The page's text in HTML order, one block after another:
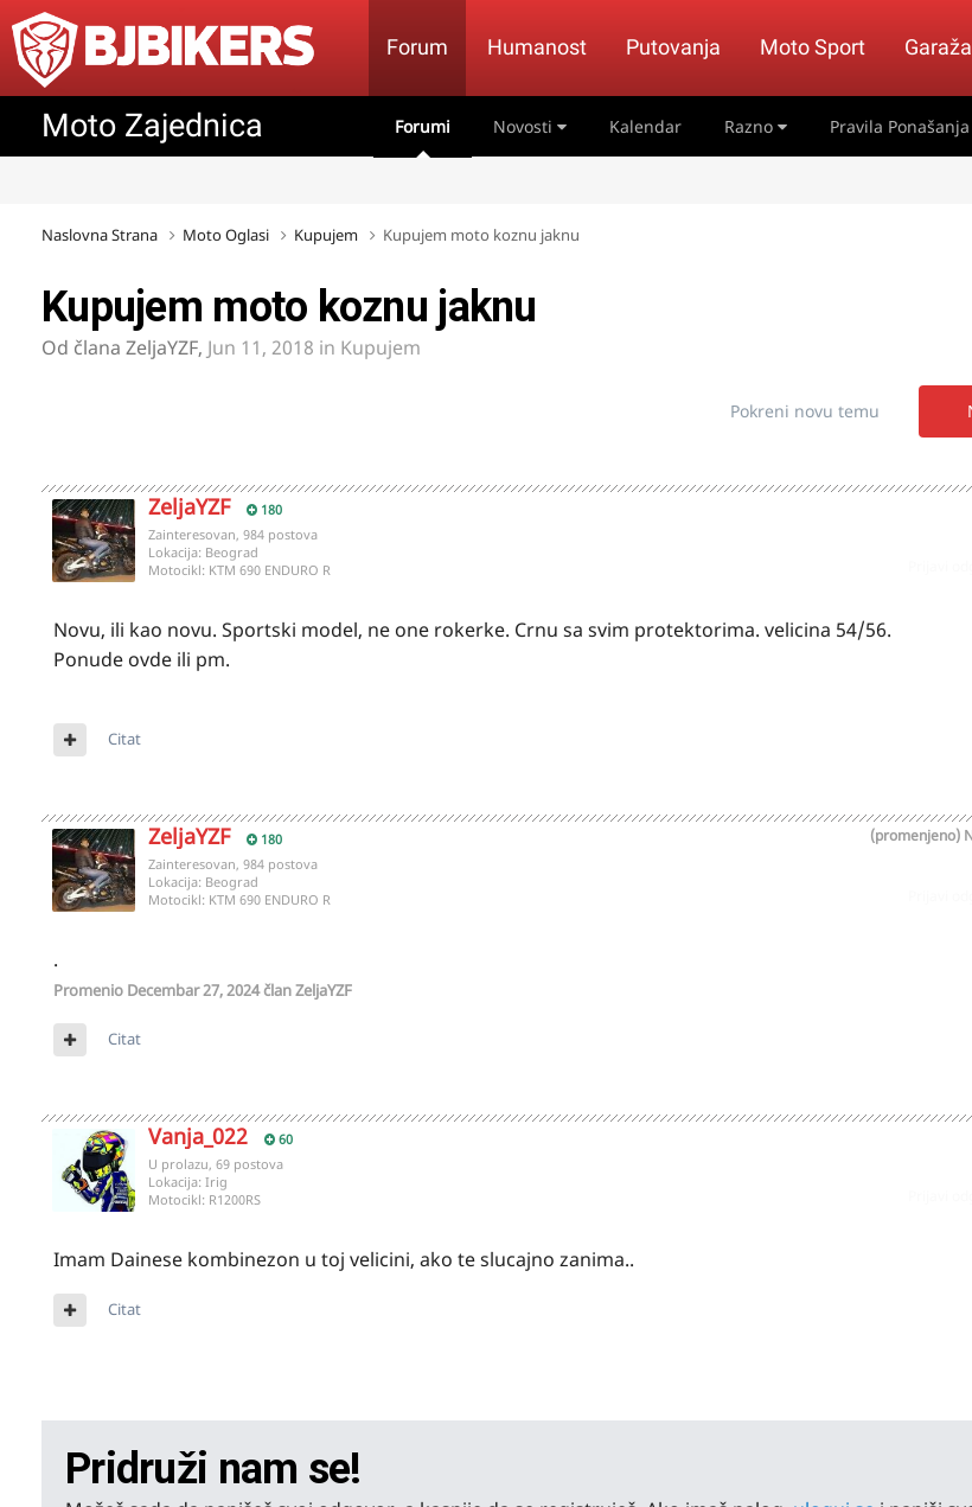
Forum Humanost Putovanja Moto Sport Garaža
Moto Zajednica Forumi Novosti Kalendar Razno Pravila Ponašanja
Naslovna Strana Moto Oglasi Kupujem Kupujem moto koznu jaknu
Kupujem moto koznu jaknu
Od člana ZeljaYZF, Jun 11, 2018 in Kupujem
Pokreni novu temu
ZeljaYZF 180
Zainteresovan, 984 postova
Lokacija: Beograd
Motocikl: KTM 690 ENDURO R
Novu, ili kao novu. Sportski model, ne one rokerke. Crnu sa svim protektorima. velicina 54/56.
Ponude ovde ili pm.
Citat
ZeljaYZF 180 (promenjeno)
Zainteresovan, 984 postova
Lokacija: Beograd
Motocikl: KTM 690 ENDURO R
.
Promenio Decembar 27, 2024član ZeljaYZF
Citat
Vanja_022 60
U prolazu, 69 postova
Lokacija: Irig
Motocikl: R1200RS
Imam Dainese kombinezon u toj velicini, ako te slucajno zanima..
Citat
Pridruži nam se!